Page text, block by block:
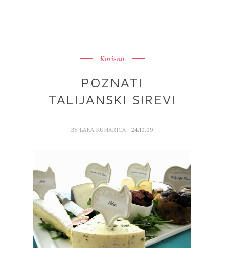
Korisno
POZNATI
TALIJANSKI SIREVI
BY LAKA KUHARICA - 24.10.09